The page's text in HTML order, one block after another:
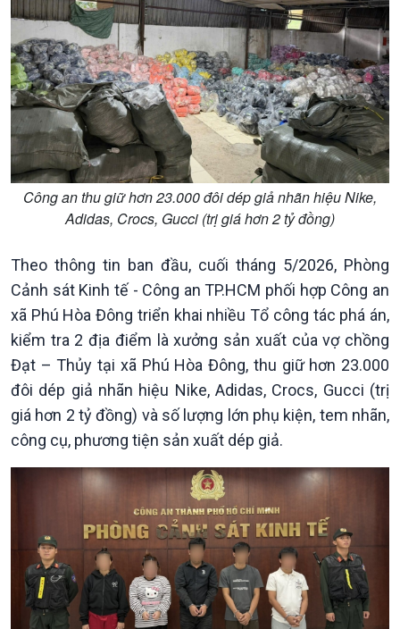
Chính phủ với người dân
Quốc hội với cử tri
Xây dựng đảng
Đảng trong cuộc sống
Nhận diện sự thật
Pháp luật và đời sống
Vấn đề quốc tế
Hồ sơ sự kiện quốc tế
Thế giới & Việt Nam
Biên cương - Một dải vững
bền
Trước giờ mở cửa
Dòng chảy Kinh tế
Sức sống hàng Việt
Khởi nghiệp
Nông nghiệp & Biển đảo
Tin Nông nghiệp & Biển
đảo
Mùa vàng
Biển đảo Việt Nam
Tâm tình biên giới và hải
Tìm hiểu biển, đảo Việt
Nam
Công an thu giữ hơn 23.000 đôi dép giả nhãn hiệu Nike,
Adidas, Crocs, Gucci (trị giá hơn 2 tỷ đồng)
Theo thông tin ban đầu, cuối tháng 5/2026, Phòng
Cảnh sát Kinh tế - Công an TP.HCM phối hợp Công an
xã Phú Hòa Đông triển khai nhiều Tổ công tác phá án,
kiểm tra 2 địa điểm là xưởng sản xuất của vợ chồng
Đạt – Thủy tại xã Phú Hòa Đông, thu giữ hơn 23.000
đôi dép giả nhãn hiệu Nike, Adidas, Crocs, Gucci (trị
giá hơn 2 tỷ đồng) và số lượng lớn phụ kiện, tem nhãn,
công cụ, phương tiện sản xuất dép giả.